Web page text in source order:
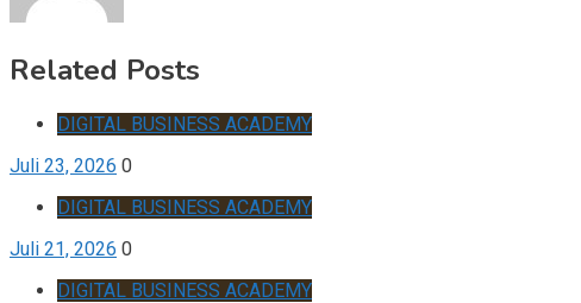
Related Posts
DIGITAL BUSINESS ACADEMY
Juli 23, 2026 0
DIGITAL BUSINESS ACADEMY
Juli 21, 2026 0
DIGITAL BUSINESS ACADEMY